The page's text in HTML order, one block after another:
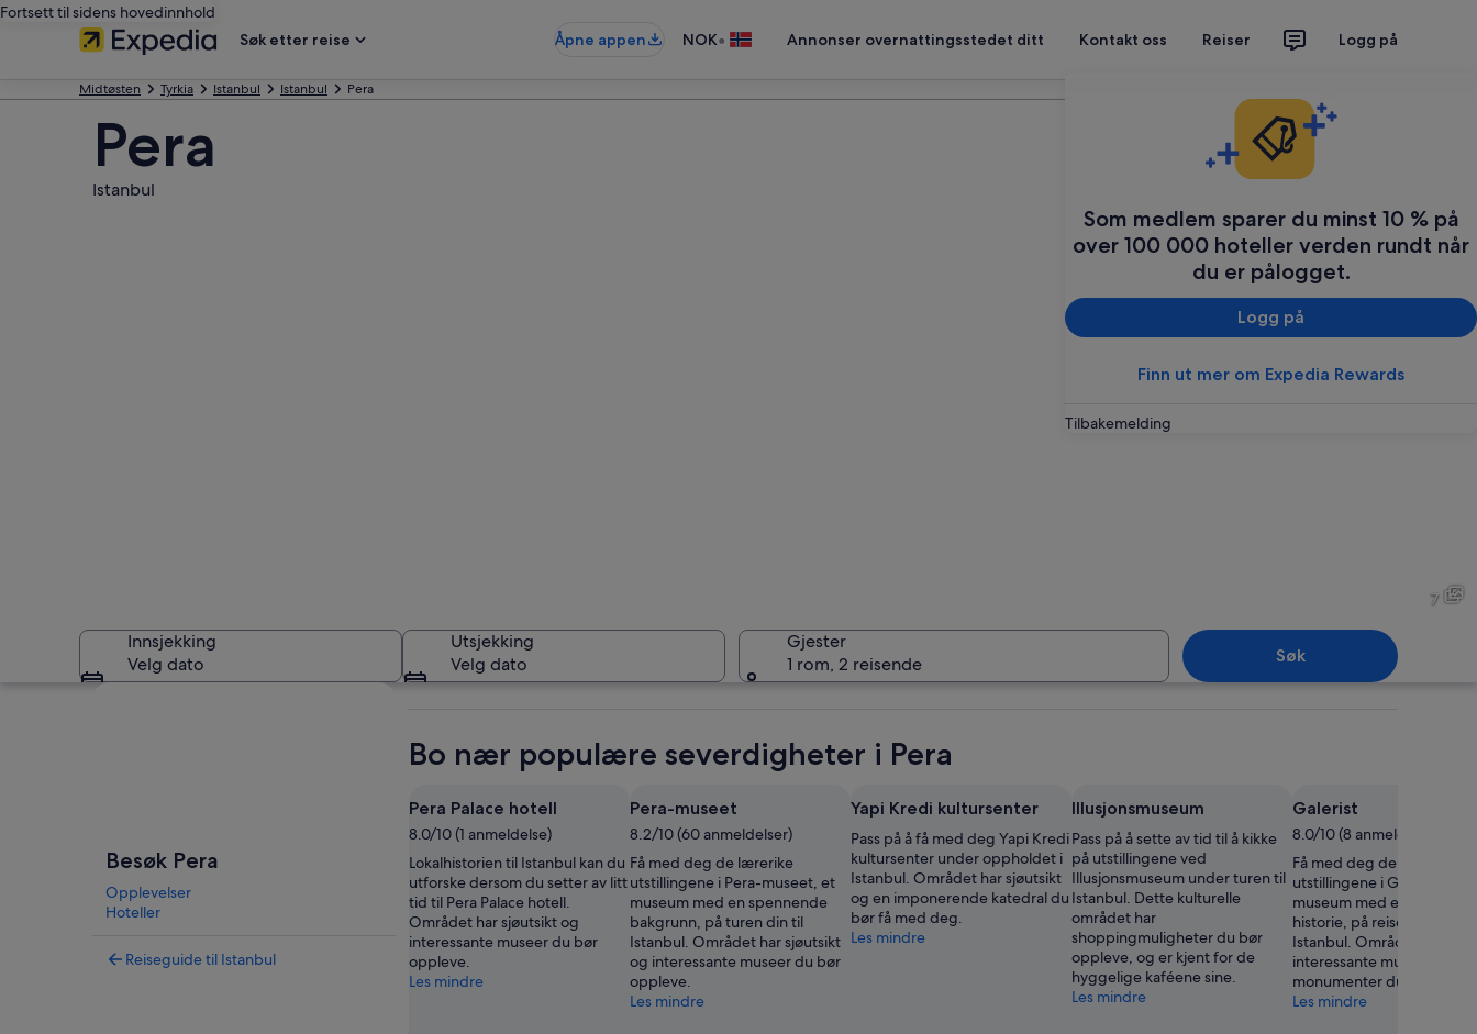
Fortsett til sidens hovedinnhold
Søk etter reise
Åpne appen NOK• Annonser overnattingsstedet ditt Kontakt oss Reiser Logg på
Som medlem sparer du minst 10 % på
over 100 000 hoteller verden rundt når
du er pålogget.
Logg på
Finn ut mer om Expedia Rewards
Tilbakemelding
Midtøsten Tyrkia Istanbul Istanbul Pera
Pera
Istanbul
7
Innsjekking
Velg dato
Utsjekking
Velg dato
Gjester
1 rom, 2 reisende
Søk
Besøk Pera
Opplevelser
Hoteller
Reiseguide til Istanbul
Bo nær populære severdigheter i Pera
Pera Palace hotell
8.0/10 (1 anmeldelse)
Lokalhistorien til Istanbul kan du
utforske dersom du setter av litt
tid til Pera Palace hotell.
Området har sjøutsikt og
interessante museer du bør
oppleve.
Les mindre
Pera-museet
8.2/10 (60 anmeldelser)
Få med deg de lærerike
utstillingene i Pera-museet, et
museum med en spennende
bakgrunn, på turen din til
Istanbul. Området har sjøutsikt
og interessante museer du bør
oppleve.
Les mindre
Yapi Kredi kultursenter
Pass på å få med deg Yapi Kredi
kultursenter under oppholdet i
Istanbul. Området har sjøutsikt
og en imponerende katedral du
bør få med deg.
Les mindre
Illusjonsmuseum
Pass på å sette av tid til å kikke
på utstillingene ved
Illusjonsmuseum under turen til
Istanbul. Dette kulturelle
området har
shoppingmuligheter du bør
oppleve, og er kjent for de
hyggelige kaféene sine.
Les mindre
Galerist
8.0/10 (8 anmeldelser)
Få med deg de artige
utstillingene i Galerist, et
museum med en
historie, på reisen din til
Istanbul. Området har
interessante museer og
monumenter du bør
Les mindre